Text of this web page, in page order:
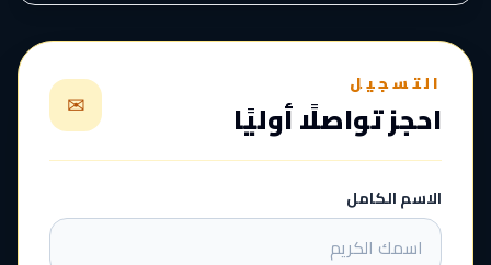
التسجيل
احجز تواصلًا أوليًا ✉
الاسم الكامل